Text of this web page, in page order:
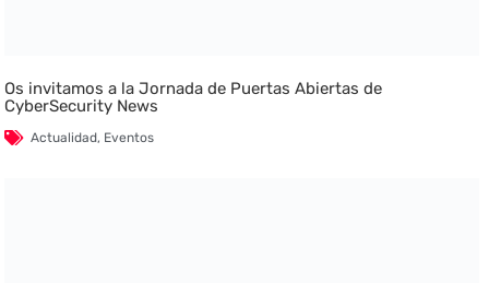
Os invitamos a la Jornada de Puertas Abiertas de
CyberSecurity News
Actualidad, Eventos